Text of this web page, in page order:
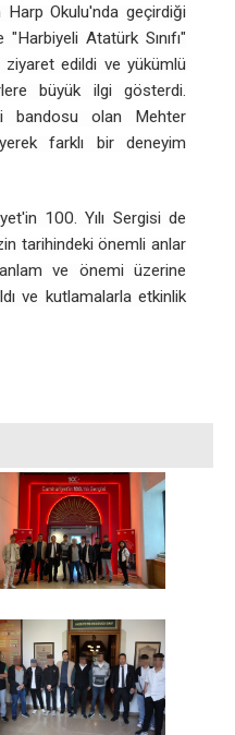
Okulu'nda geçirdiği
"Harbiyeli Atatürk Sınıfı"
ziyaret edildi ve yükümlü
büyük ilgi gösterdi.
bandosu olan Mehter
farklı bir deneyim
100. Yılı Sergisi de
tarihindeki önemli anlar
ve önemi üzerine
ve kutlamalarla etkinlik